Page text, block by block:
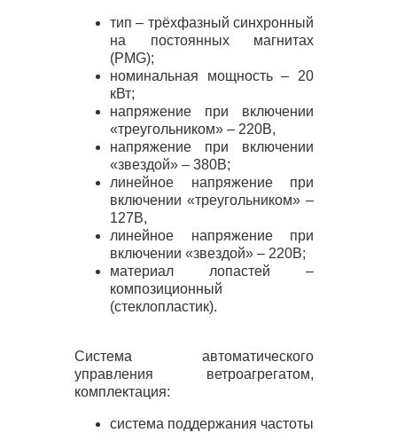
тип – трёхфазный синхронный
на постоянных магнитах
(PMG);
номинальная мощность – 20
кВт;
напряжение при включении
«треугольником» – 220В,
напряжение при включении
«звездой» – 380В;
линейное напряжение при
включении «треугольником» –
127В,
линейное напряжение при
включении «звездой» – 220В;
материал лопастей –
композиционный
(стеклопластик).
Система автоматического
управления ветроагрегатом,
комплектация:
система поддержания частоты